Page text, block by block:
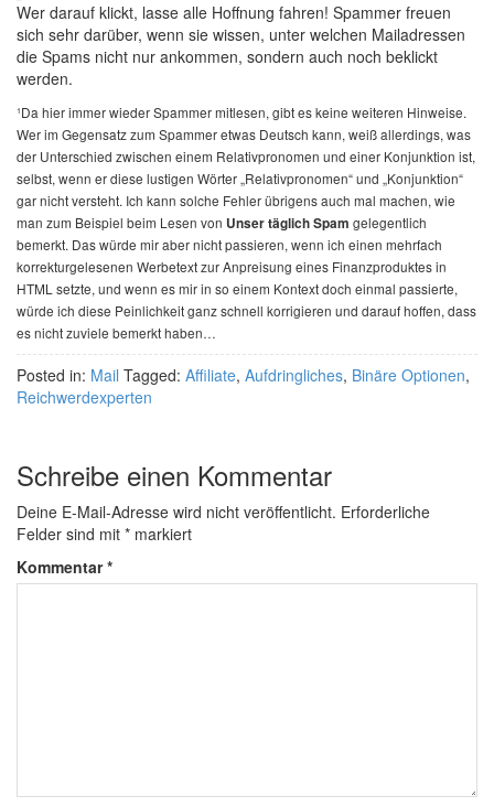
Wer darauf klickt, lasse alle Hoffnung fahren! Spammer freuen
sich sehr darüber, wenn sie wissen, unter welchen Mailadressen
die Spams nicht nur ankommen, sondern auch noch beklickt
werden.
¹Da hier immer wieder Spammer mitlesen, gibt es keine weiteren Hinweise.
Wer im Gegensatz zum Spammer etwas Deutsch kann, weiß allerdings, was
der Unterschied zwischen einem Relativpronomen und einer Konjunktion ist,
selbst, wenn er diese lustigen Wörter „Relativpronomen“ und „Konjunktion“
gar nicht versteht. Ich kann solche Fehler übrigens auch mal machen, wie
man zum Beispiel beim Lesen von Unser täglich Spam gelegentlich
bemerkt. Das würde mir aber nicht passieren, wenn ich einen mehrfach
korrekturgelesenen Werbetext zur Anpreisung eines Finanzproduktes in
HTML setzte, und wenn es mir in so einem Kontext doch einmal passierte,
würde ich diese Peinlichkeit ganz schnell korrigieren und darauf hoffen, dass
es nicht zuviele bemerkt haben…
Posted in: Mail Tagged: Affiliate, Aufdringliches, Binäre Optionen,
Reichwerdexperten
Schreibe einen Kommentar
Deine E-Mail-Adresse wird nicht veröffentlicht. Erforderliche
Felder sind mit * markiert
Kommentar*